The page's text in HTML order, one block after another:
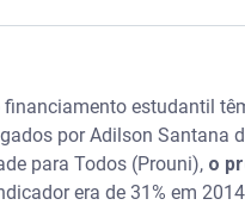
estudantil
por Adilson Santana
para Todos (Prouni), o
era de 31% em